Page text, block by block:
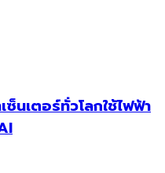
นเตอร์ทั่วโลกใช้ไฟฟ้า